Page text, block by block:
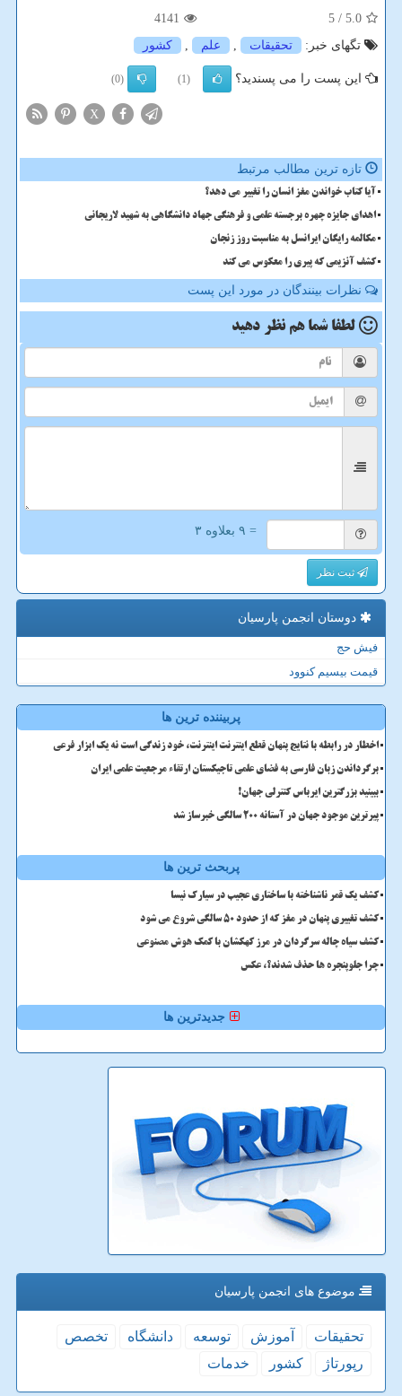
5.0
/ 5
4141
تگهای خبر:
تحقیقات , علم , كشور
این پست را می پسندید؟ (1)
(0)
X
تازه ترین مطالب مرتبط
آیا کتاب خواندن مغز انسان را تغییر می دهد؟
اهدای جایزه چهره برجسته علمی و فرهنگی جهاد دانشگاهی به شهید لاریجانی
مکالمه رایگان ایرانسل به مناسبت روز زنجان
کشف آنزیمی که پیری را معکوس می کند
نظرات بینندگان در مورد این پست
لطفا شما هم نظر دهید
= ۹ بعلاوه ۳
ثبت نظر
دوستان انجمن پارسیان
فیش حج
قیمت بیسیم کنوود
پربیننده ترین ها
اخطار در رابطه با نتایج پنهان قطع اینترنت اینترنت، خود زندگی است نه یک ابزار فرعی
برگرداندن زبان فارسی به فضای علمی تاجیکستان ارتقاء مرجعیت علمی ایران
ببینید بزرگترین ایرباس کنترلی جهان!
پیرترین موجود جهان در آستانه ۲۰۰ سالگی خبرساز شد
پربحث ترین ها
کشف یک قمر ناشناخته با ساختاری عجیب در سیارک نیسا
کشف تغییری پنهان در مغز که از حدود 50 سالگی شروع می شود
کشف سیاه چاله سرگردان در مرز کهکشان با کمک هوش مصنوعی
چرا جلوپنجره ها حذف شدند؟، عکس
جدیدترین ها
موضوع های انجمن پارسیان
تحقیقات آموزش توسعه دانشگاه
تخصص
رپورتاژ
كشور خدمات